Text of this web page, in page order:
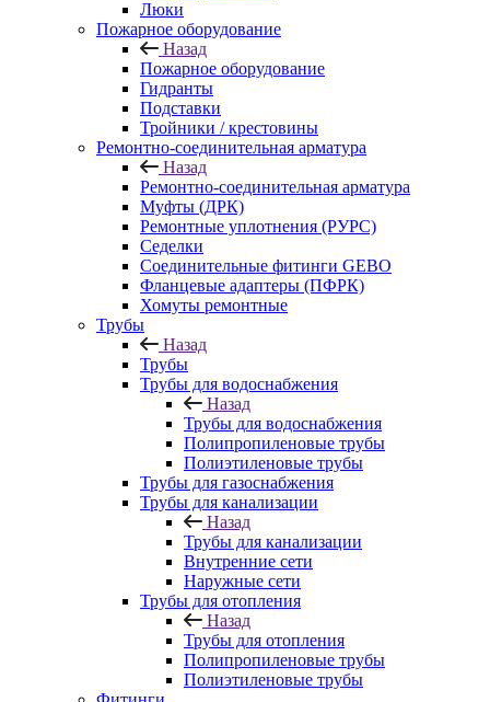
Люки
Пожарное оборудование
Назад
Пожарное оборудование
Гидранты
Подставки
Тройники / крестовины
Ремонтно-соединительная арматура
Назад
Ремонтно-соединительная арматура
Муфты (ДРК)
Ремонтные уплотнения (РУРС)
Седелки
Соединительные фитинги GEBO
Фланцевые адаптеры (ПФРК)
Хомуты ремонтные
Трубы
Назад
Трубы
Трубы для водоснабжения
Назад
Трубы для водоснабжения
Полипропиленовые трубы
Полиэтиленовые трубы
Трубы для газоснабжения
Трубы для канализации
Назад
Трубы для канализации
Внутренние сети
Наружные сети
Трубы для отопления
Назад
Трубы для отопления
Полипропиленовые трубы
Полиэтиленовые трубы